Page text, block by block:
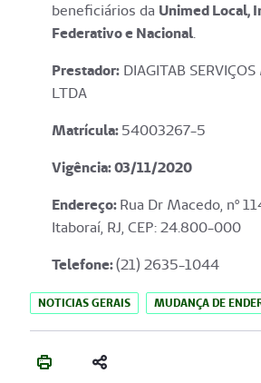
beneficiários da Unimed Local,
Federativo e Nacional.
Prestador: DIAGITAB
LTDA
Matrícula:54003267-5
Vigência: 03/11/2020
Endereço:Rua Dr Macedo, nº
Itaboraí, RJ, CEP: 24.800-000
Telefone:(21) 2635-1044
NOTICIAS GERAIS MUDANÇA DE